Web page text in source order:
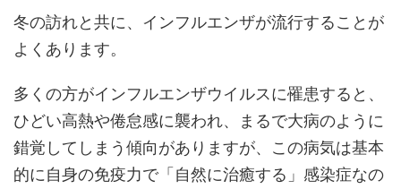
冬の訪れと共に、インフルエンザが流行することが
よくあります。
多くの方がインフルエンザウイルスに罹患すると、
ひどい高熱や倦怠感に襲われ、まるで大病のように
錯覚してしまう傾向がありますが、この病気は基本
的に自身の免疫力で「自然に治癒する」感染症なの